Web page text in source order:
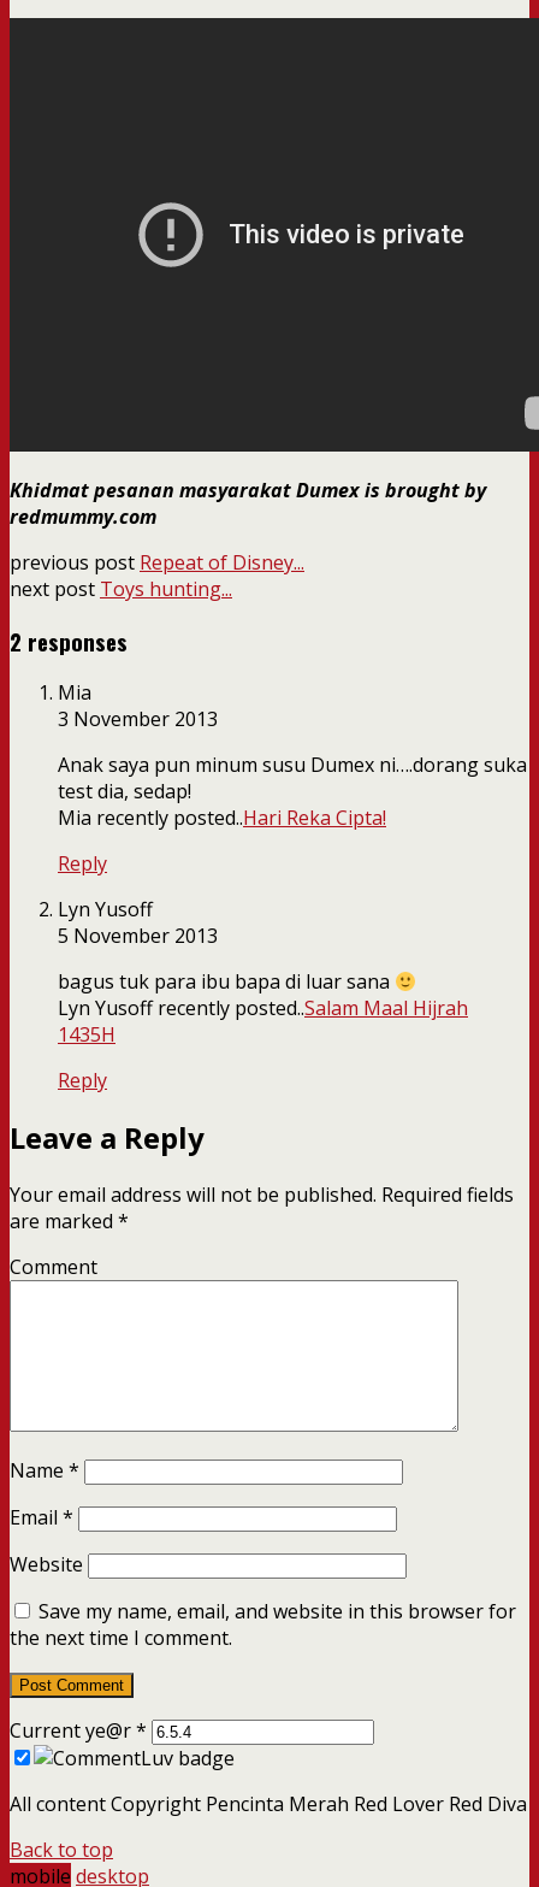
Khidmat pesanan masyarakat Dumex is brought by
redmummy.com
previous post Repeat of Disney...
next post Toys hunting...
2 responses
Mia
3 November 2013
Anak saya pun minum susu Dumex ni….dorang suka
test dia, sedap!
Mia recently posted..Hari Reka Cipta!
Reply
Lyn Yusoff
5 November 2013
bagus tuk para ibu bapa di luar sana
Lyn Yusoff recently posted..Salam Maal Hijrah
1435H
Reply
Leave a Reply
Your email address will not be published. Required fields
are marked *
Comment
Name *
Email *
Website
Save my name, email, and website in this browser for
the next time I comment.
Current ye@r*
All content Copyright Pencinta Merah Red Lover Red Diva
Back to top
mobile desktop